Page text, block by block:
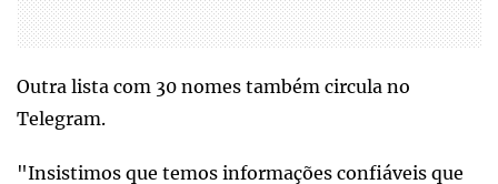
Outra lista com 30 nomes também circula no
Telegram.
"Insistimos que temos informações confiáveis que